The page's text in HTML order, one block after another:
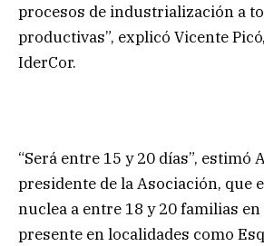
procesos de industrialización a
productivas”, explicó Vicente
IderCor.
“Será entre 15 y 20 días”, estimó
presidente de la Asociación, que
nuclea a entre 18 y 20 familias en
presente en localidades como